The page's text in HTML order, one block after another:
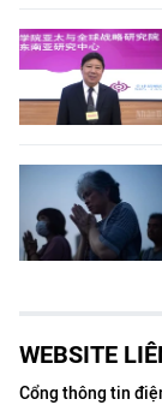
WEBSITE
Cổng thông tin